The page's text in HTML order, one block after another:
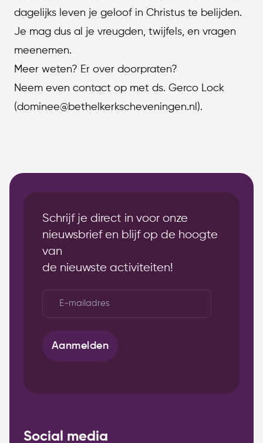
dagelijks leven je geloof in Christus te belijden.
Je mag dus al je vreugden, twijfels, en vragen
meenemen.
Meer weten? Er over doorpraten?
Neem even contact op met ds. Gerco Lock
(dominee@bethelkerkscheveningen.nl).
Schrijf je direct in voor onze
nieuwsbrief en blijf op de hoogte
van
de nieuwste activiteiten!
Aanmelden
Social media